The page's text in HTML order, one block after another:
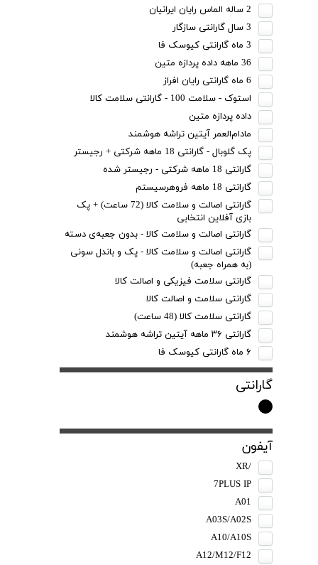
2 ساله الماس رایان ایرانیان
3 سال گارانتی سازگار
3 ماه گارانتی کیوسک فا
36 ماهه داده پردازه متین
6 ماه گارانتی رایان افراز
استوک - سلامت 100 - گارانتی سلامت کالا
داده پردازه متین
مادام‌العمر آیتین تراشه هوشمند
پک گلوبال - گارانتی 18 ماهه شرکتی + رجیستر
گارانتی 18 ماهه شرکتی - رجیستر شده
گارانتی 18 ماهه فروهرسیستم
گارانتی اصالت و سلامت کالا (72 ساعت) + پک
بازی آفلاین انتخابی
گارانتی اصالت و سلامت کالا - بدون جعبه‌ی دسته
گارانتی اصالت و سلامت کالا - پک و باندل سونی
(به همراه‌ جعبه)
گارانتی سلامت فیزیکی و اصالت کالا
گارانتی سلامت و اصالت کالا
گارانتی سلامت کالا (48 ساعت)
گارانتی ۳۶ ماهه آیتین تراشه هوشمند
۶ ماه گارانتی کیوسک‌ فا
گارانتی
آیفون
/XR
7PLUS IP
A01
A03S/A02S
A10/A10S
A12/M12/F12